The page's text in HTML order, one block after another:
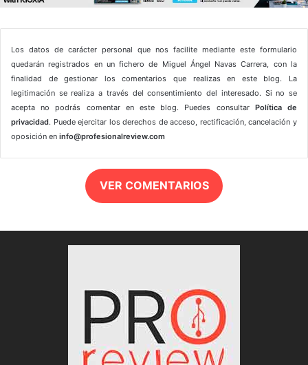
Los datos de carácter personal que nos facilite mediante este formulario
quedarán registrados en un fichero de Miguel Ángel Navas Carrera, con la
finalidad de gestionar los comentarios que realizas en este blog. La
legitimación se realiza a través del consentimiento del interesado. Si no se
acepta no podrás comentar en este blog. Puedes consultar Política de
privacidad. Puede ejercitar los derechos de acceso, rectificación, cancelación y
oposición en info@profesionalreview.com
VER COMENTARIOS